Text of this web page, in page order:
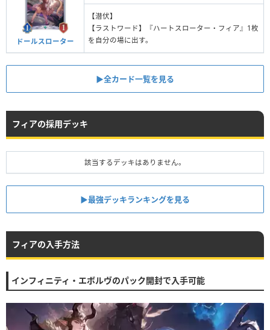
ドールスローター
【潜伏】
【ラストワード】『ハートスローター・フィア』1枚
を自分の場に出す。
▶︎全カード一覧を見る
フィアの採用デッキ
該当するデッキはありません。
▶︎最強デッキランキングを見る
フィアの入手方法
インフィニティ・エボルヴのパック開封で入手可能